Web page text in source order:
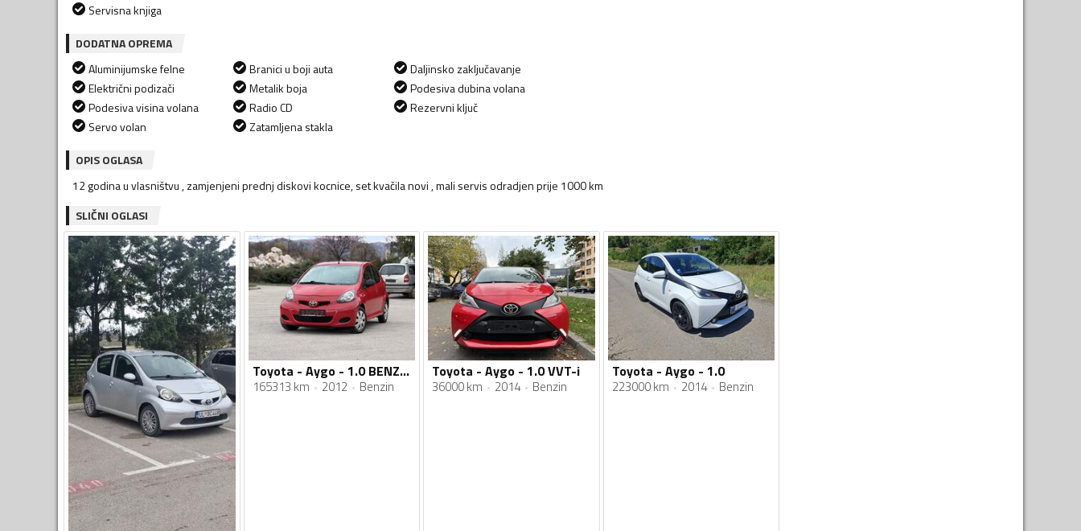
Servisna knjiga
DODATNA OPREMA
Aluminijumske felne
Električni podizači
Podesiva visina volana
Servo volan
Branici u boji auta
Metalik boja
Radio CD
Zatamljena stakla
Daljinsko zaključavanje
Podesiva dubina volana
Rezervni ključ
OPIS OGLASA
12 godina u vlasništvu , zamjenjeni prednj diskovi kocnice, set kvačila novi , mali servis odradjen prije 1000 km
SLIČNI OGLASI
Toyota - Aygo - 1.0 BENZIN ODRADJEN SERVIS GUME NOVE MICHELIN
165313 km 2012 Benzin
Toyota - Aygo - 1.0 VVT-i
36000 km 2014 Benzin
Toyota - Aygo - 1.0
223000 km 2014 Benzin